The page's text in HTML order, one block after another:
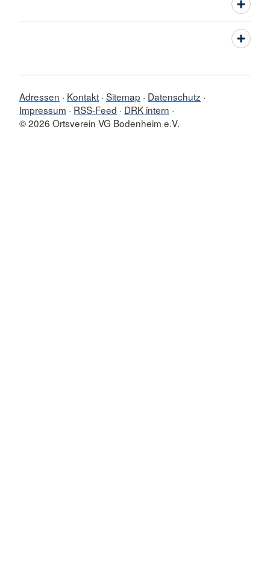
Adressen Kontakt Sitemap
Datenschutz
Impressum
RSS-Feed
DRK intern
© 2026 Ortsverein VG Bodenheim e.V.